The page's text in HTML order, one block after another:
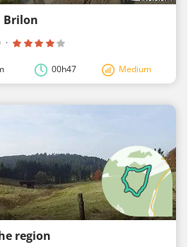
Brilon
·
00h47 Medium
region